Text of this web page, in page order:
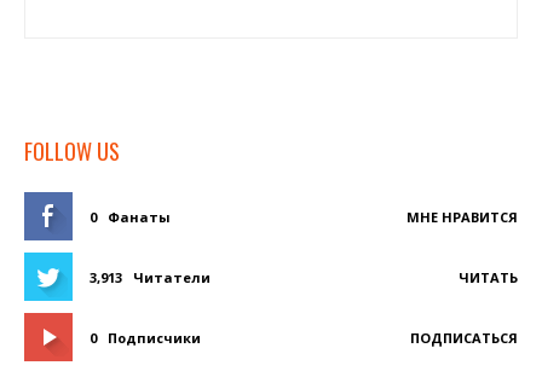
FOLLOW US
0 Фанаты МНЕ НРАВИТСЯ
3,913 Читатели ЧИТАТЬ
0 Подписчики ПОДПИСАТЬСЯ